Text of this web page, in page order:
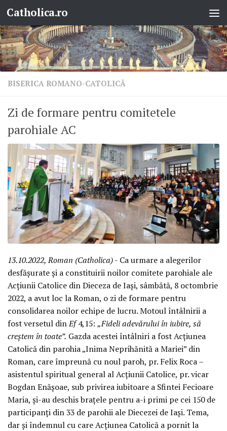
Skip to content
Catholica.ro
BISERICA ROMANO-CATOLICĂ
Zi de formare pentru comitetele
parohiale AC
13.10.2022, Roman (Catholica)- Ca urmare a alegerilor
desfășurate și a constituirii noilor comitete parohiale ale
Acțiunii Catolice din Dieceza de Iași, sâmbătă, 8 octombrie
2022, a avut loc la Roman, o zi de formare pentru
consolidarea noilor echipe de lucru. Motoul întâlnirii a
fost versetul dinEf4,15: „Fideli adevărului în iubire, să
creștem în toate”. Gazda acestei întâlniri a fost Acțiunea
Catolică din parohia „Inima Neprihănită a Mariei” din
Roman, care împreună cu noul paroh, pr. Felix Roca –
asistentul spiritual general al Acțiunii Catolice, pr. vicar
Bogdan Enășoae, sub privirea iubitoare a Sfintei Fecioare
Maria, și-au deschis brațele pentru a-i primi pe cei 150 de
participanți din 33 de parohii ale Diecezei de Iași. Tema,
dar și îndemnul cu care Acțiunea Catolică a pornit la